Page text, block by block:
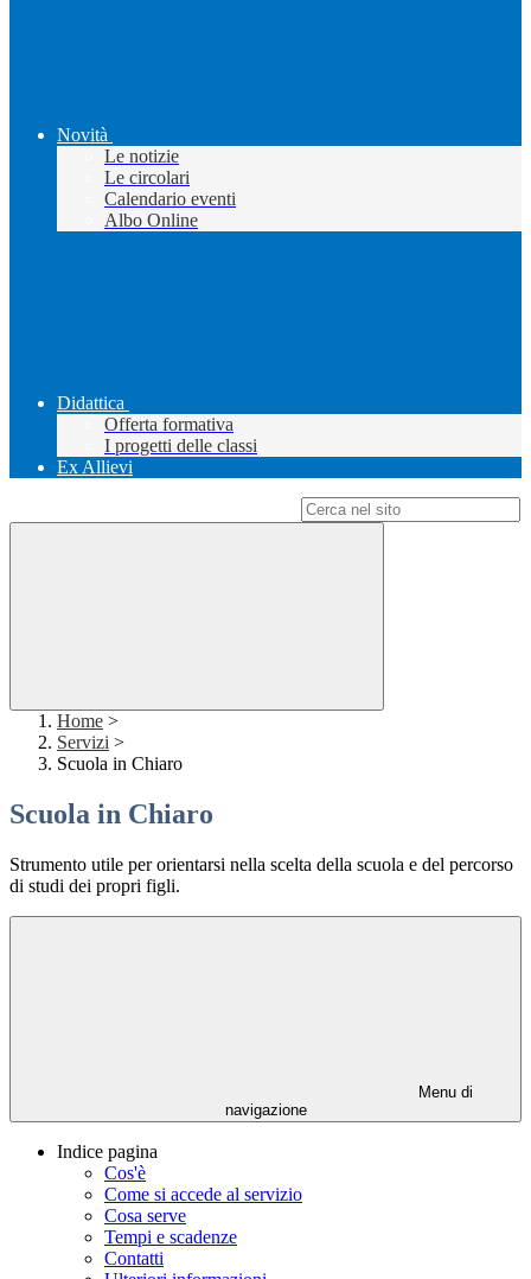
Novità
Le notizie
Le circolari
Calendario eventi
Albo Online
Didattica
Offerta formativa
I progetti delle classi
Ex Allievi
Home >
Servizi >
Scuola in Chiaro
Scuola in Chiaro
Strumento utile per orientarsi nella scelta della scuola e del percorso
di studi dei propri figli.
Menu di
navigazione
Indice pagina
Cos'è
Come si accede al servizio
Cosa serve
Tempi e scadenze
Contatti